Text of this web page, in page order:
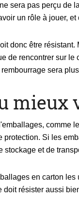
sera pas perçu
un rôle à jouer,
donc être
de rencontrer sur
sera
mieux
comme
Si les
et de
en carton
résister aussi